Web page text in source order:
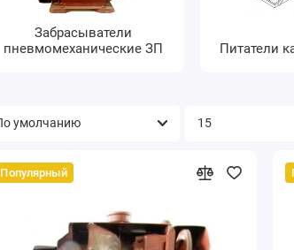
Забрасыватели
пневмомеханические ЗП
Питатели
Популярный